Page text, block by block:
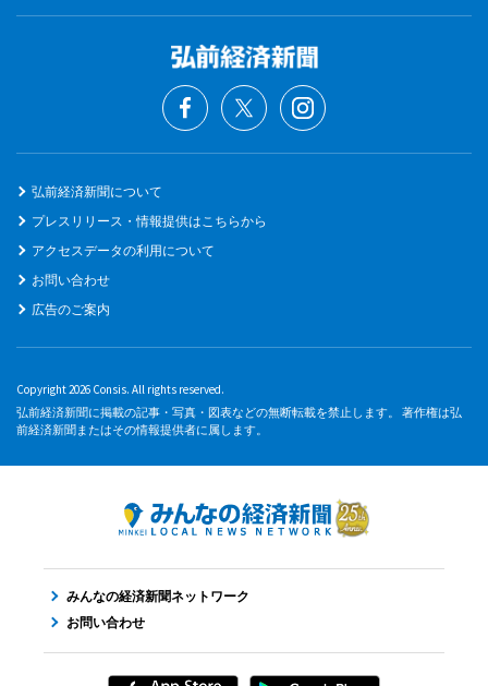
弘前経済新聞について
プレスリリース・情報提供はこちらから
アクセスデータの利用について
お問い合わせ
広告のご案内
Copyright 2026 Consis. All rights reserved.
弘前経済新聞に掲載の記事・写真・図表などの無断転載を禁止します。 著作権は弘
前経済新聞またはその情報提供者に属します。
みんなの経済新聞ネットワーク
お問い合わせ